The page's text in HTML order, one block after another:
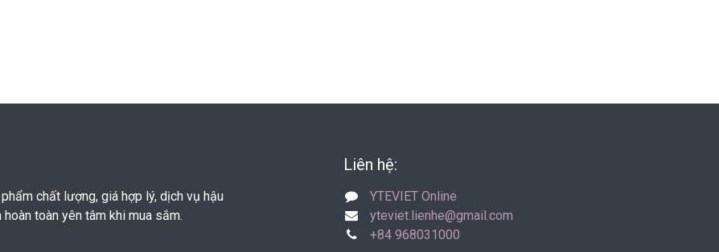
phẩm chất lượng, giá hợp lý, dịch vụ hậu
toàn yên tâm khi mua sắm.
Liên hệ:
YTEVIET Online
yteviet.lienhe@gmail.com
+84 968031000